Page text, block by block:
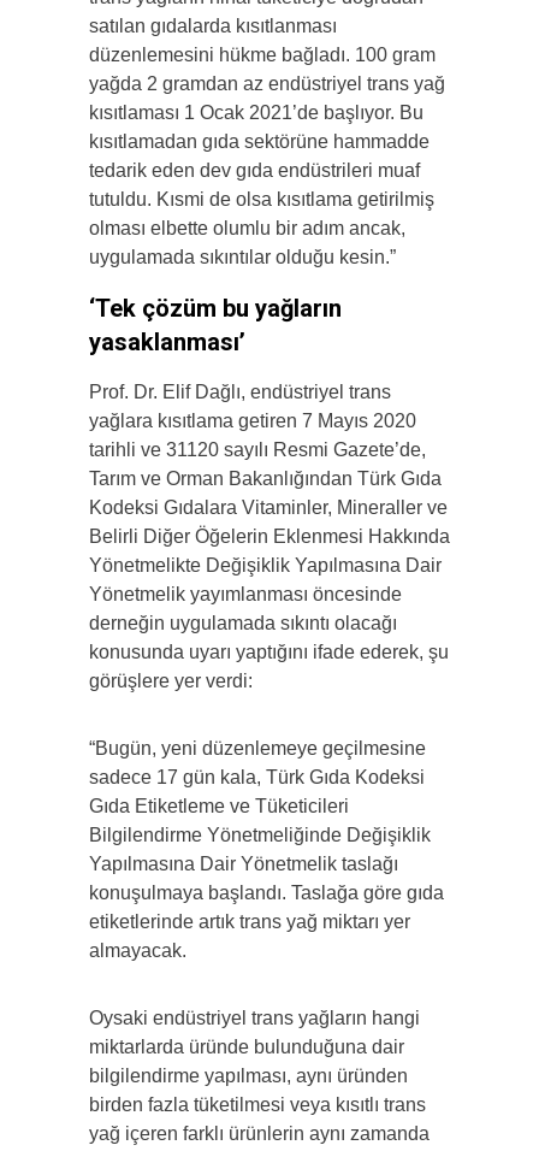
satılan gıdalarda kısıtlanması
düzenlemesini hükme bağladı. 100 gram
yağda 2 gramdan az endüstriyel trans yağ
kısıtlaması 1 Ocak 2021’de başlıyor. Bu
kısıtlamadan gıda sektörüne hammadde
tedarik eden dev gıda endüstrileri muaf
tutuldu. Kısmi de olsa kısıtlama getirilmiş
olması elbette olumlu bir adım ancak,
uygulamada sıkıntılar olduğu kesin.”
‘Tek çözüm bu yağların
yasaklanması’
Prof. Dr. Elif Dağlı, endüstriyel trans
yağlara kısıtlama getiren 7 Mayıs 2020
tarihli ve 31120 sayılı Resmi Gazete’de,
Tarım ve Orman Bakanlığından Türk Gıda
Kodeksi Gıdalara Vitaminler, Mineraller ve
Belirli Diğer Öğelerin Eklenmesi Hakkında
Yönetmelikte Değişiklik Yapılmasına Dair
Yönetmelik yayımlanması öncesinde
derneğin uygulamada sıkıntı olacağı
konusunda uyarı yaptığını ifade ederek, şu
görüşlere yer verdi:
“Bugün, yeni düzenlemeye geçilmesine
sadece 17 gün kala, Türk Gıda Kodeksi
Gıda Etiketleme ve Tüketicileri
Bilgilendirme Yönetmeliğinde Değişiklik
Yapılmasına Dair Yönetmelik taslağı
konuşulmaya başlandı. Taslağa göre gıda
etiketlerinde artık trans yağ miktarı yer
almayacak.
Oysaki endüstriyel trans yağların hangi
miktarlarda üründe bulunduğuna dair
bilgilendirme yapılması, aynı üründen
birden fazla tüketilmesi veya kısıtlı trans
yağ içeren farklı ürünlerin aynı zamanda